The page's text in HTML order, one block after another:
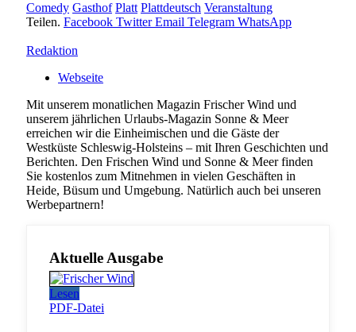
Comedy Gasthof Platt Plattdeutsch Veranstaltung
Teilen. Facebook Twitter Email Telegram WhatsApp
Redaktion
Webseite
Mit unserem monatlichen Magazin Frischer Wind und
unserem jährlichen Urlaubs-Magazin Sonne & Meer
erreichen wir die Einheimischen und die Gäste der
Westküste Schleswig-Holsteins – mit Ihren Geschichten und
Berichten. Den Frischen Wind und Sonne & Meer finden
Sie kostenlos zum Mitnehmen in vielen Geschäften in
Heide, Büsum und Umgebung. Natürlich auch bei unseren
Werbepartnern!
Aktuelle Ausgabe
Lesen
PDF-Datei